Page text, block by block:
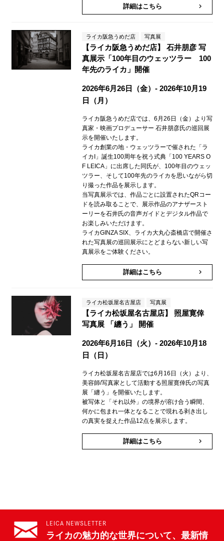
詳細はこちら keyboard_arrow_right
ライカ阪急うめだ店 写真展
【ライカ阪急うめだ店】 石井朋彦 写
真展示「100年目のウェッツラー 100
年先のライカ」開催
2026年6月26日（金）- 2026年10月19
日（月）
ライカ阪急うめだ店では、6月26日（金）より写
真家・映画プロデューサー 石井朋彦氏の巡回展
示を開催いたします。
ライカ創業の地・ウェッツラーで催された「ラ
イカI」誕生100周年を祝う式典「100 YEARS O
F LEICA」に出席した同氏が、100年目のウェッ
ツラー、そして100年先のライカを思いながら切
り撮った作品を展示します。
当写真展示では、作品ごとに設置されたQRコー
ドを読み取ることで、展示作品のアナザースト
ーリーを石井氏の音声ガイドとデジタル作品で
お楽しみいただけます。
ライカGINZA SIX、ライカ大丸心斎橋店で開催さ
れた写真展の巡回展示にとどまらない新しい写
真展示をご体験ください。
詳細はこちら keyboard_arrow_right
ライカ松坂屋名古屋店 写真展
【ライカ松坂屋名古屋店】 照屋寛倖
写真展 「纏う」 開催
2026年6月16日（火）- 2026年10月18
日（日）
ライカ松坂屋名古屋店では6月16日（火）より、
美容師/写真家として活動する照屋寛倖氏の写真
展「纏う」を開催いたします。
被写体と「それ以外」の境界が溶け合う瞬間、
何かに包まれ一体となることで現れる剥き出し
の真実を捉えた作品12点を展示します。
詳細はこちら keyboard_arrow_right
LEICA NEWSLETTER
ライカの魅力的な世界について、最新情